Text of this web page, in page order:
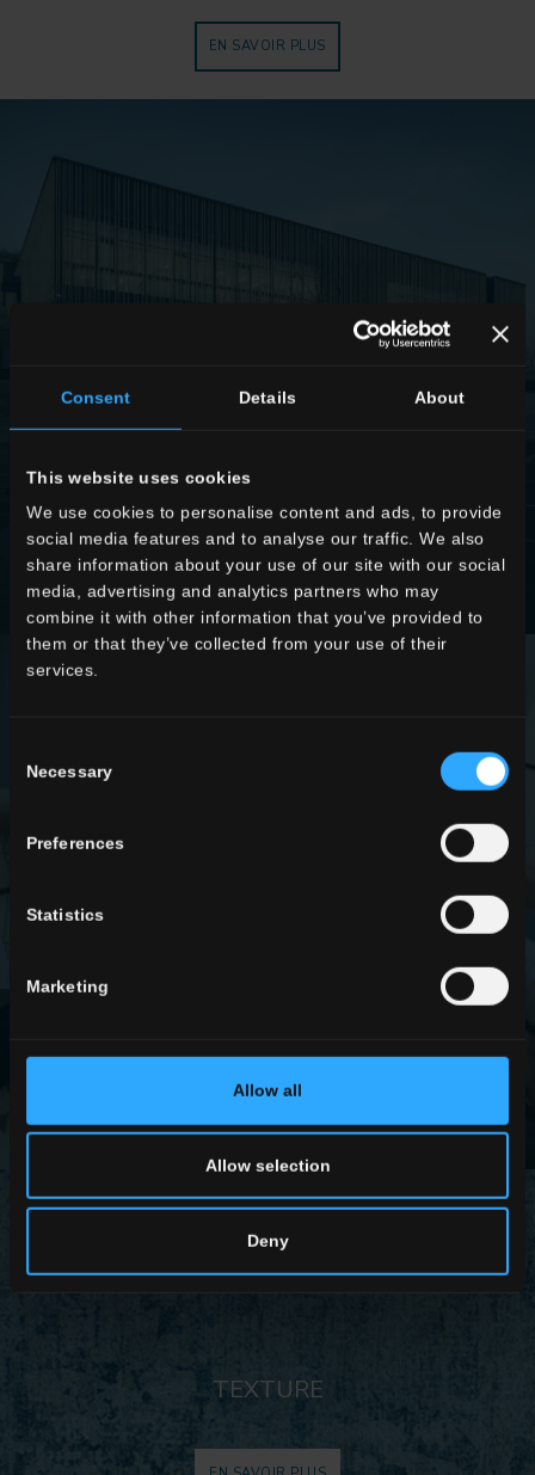
Consent Details About
This website uses cookies
We use cookies to personalise content and ads, to provide
social media features and to analyse our traffic. We also
share information about your use of our site with our social
media, advertising and analytics partners who may
combine it with other information that you’ve provided to
them or that they’ve collected from your use of their
services.
Selection
Necessary
Preferences
Statistics
Marketing
Allow all
Allow selection
Deny
EN SAVOIR PLUS
EN SAVOIR PLUS
SPÉCIFICATIONS TECHNIQUES
TEXTURE